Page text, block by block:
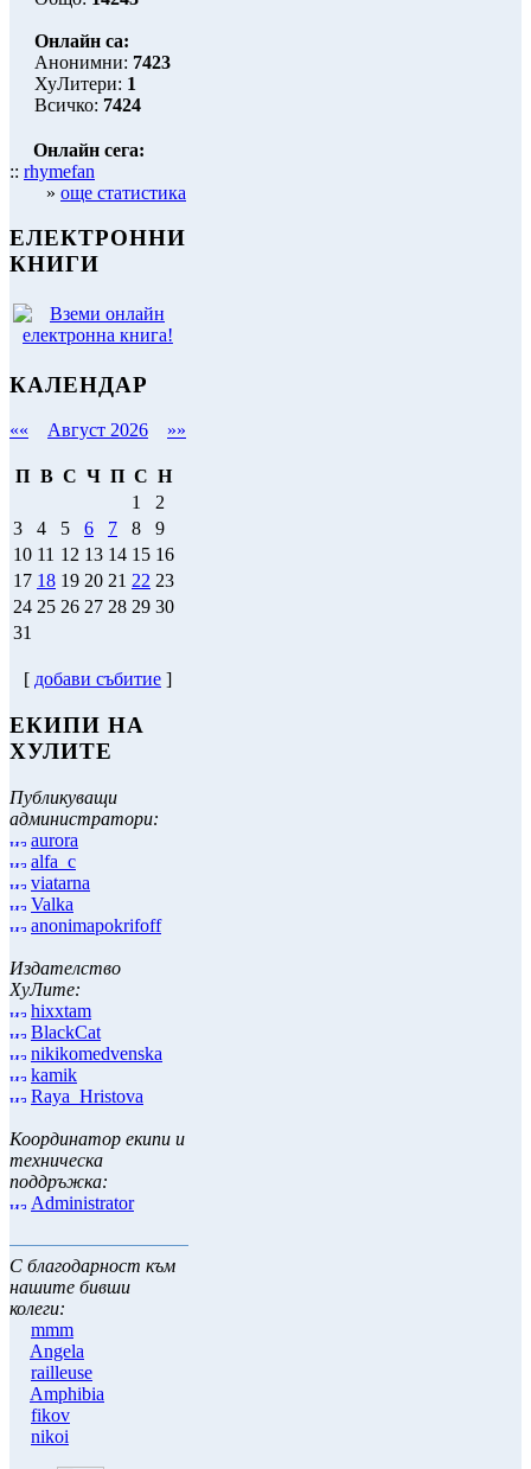
Онлайн са:
Анонимни: 7423
ХуЛитери: 1
Всичко: 7424
Онлайн сега:
:: rhymefan
» още статистика
ЕЛЕКТРОННИ
КНИГИ
КАЛЕНДАР
«« Август 2026 »»
П В С Ч П С Н
1
2
3
4 5 6 7 8
9
10 11 12 13 14 15 16
17 18 19 20 21 22 23
24 25 26 27 28 29 30
31
[ добави събитие ]
ЕКИПИ НА
ХУЛИТЕ
Публикуващи
администратори:
aurora
alfa_c
viatarna
Valka
anonimapokrifoff
Издателство
ХуЛите:
hixxtam
BlackCat
nikikomedvenska
kamik
Raya_Hristova
Координатор екипи и
техническа
поддръжка:
Administrator
С благодарност към
нашите бивши
колеги:
mmm
Angela
railleuse
Amphibia
fikov
nikoi